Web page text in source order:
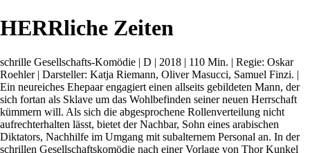
HERRliche Zeiten
schrille Gesellschafts-Komödie | D | 2018 | 110 Min. | Regie: Oskar
Roehler | Darsteller: Katja Riemann, Oliver Masucci, Samuel Finzi. |
Ein neureiches Ehepaar engagiert einen allseits gebildeten Mann, der
sich fortan als Sklave um das Wohlbefinden seiner neuen Herrschaft
kümmern will. Als sich die abgesprochene Rollenverteilung nicht
aufrechterhalten lässt, bietet der Nachbar, Sohn eines arabischen
Diktators, Nachhilfe im Umgang mit subalternem Personal an. In der
schrillen Gesellschaftskomödie nach einer Vorlage von Thor Kunkel